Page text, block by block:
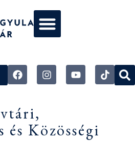
Közösségi